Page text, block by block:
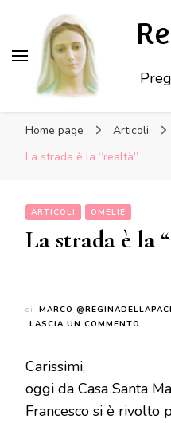
Home page Articoli
La strada è la “realtà”
ARTICOLI OMELIE
La strada è la
di MARCO
LASCIA UN COMMENTO
Carissimi,
oggi da Casa Santa
Francesco si è rivolto